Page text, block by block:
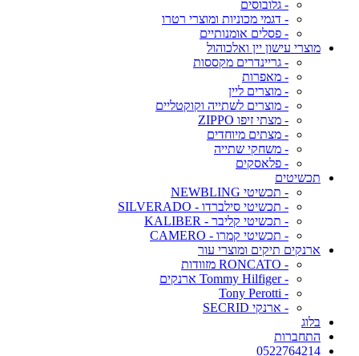
- גלובוסים
- דגמי מכוניות ומוצרי רטרו
- פסלים אומנותיים
מוצרי עישון יין ואלכוהול
- גריינדרים מקססות
- מאפרות
- מוצרים ליין
- מוצרים לשתייה וקוקטליים
- מצתי זיפו ZIPPO
- מצתים מיוחדים
- משחקי שתייה
- פלאסקים
תכשיטים
- תכשיטי NEWBLING
- תכשיטי סילברדו - SILVERADO
- תכשיטי קליבר - KALIBER
- תכשיטי קמרו - CAMERO
ארנקים תיקים ומוצרי עור
- RONCATO מזוודות
- Tommy Hilfiger ארנקים
- Tony Perotti
- ארנקי SECRID
בלוג
התחברות
0522764214